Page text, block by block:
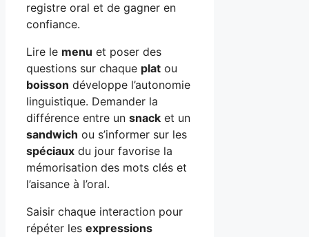
registre oral et de gagner en
confiance.
Lire le menu et poser des
questions sur chaque plat ou
boisson développe l’autonomie
linguistique. Demander la
différence entre un snack et un
sandwich ou s’informer sur les
spéciaux du jour favorise la
mémorisation des mots clés et
l’aisance à l’oral.
Saisir chaque interaction pour
répéter les expressions